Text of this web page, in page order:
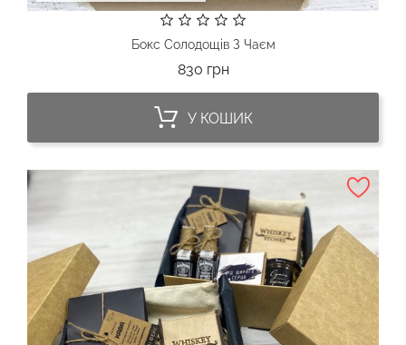
Бокс Солодощів З Чаєм
830 грнЦіна
У КОШИК